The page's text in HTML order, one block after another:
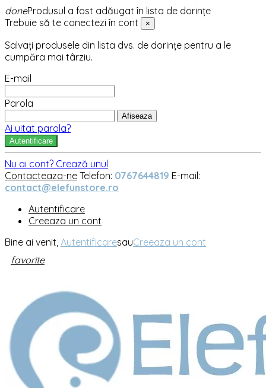
doneProdusul a fost adăugat în lista de dorințe
Trebuie să te conectezi în cont
×
Salvați produsele din lista dvs. de dorințe pentru a le
cumpăra mai târziu.
E-mail
Parola
Afiseaza
Ai uitat parola?
Autentificare
Nu ai cont? Crează unul
Contacteaza-ne Telefon: 0767644819 E-mail:
contact@elefunstore.ro
Autentificare
Creeaza un cont
Bine ai venit, AutentificaresauCreeaza un cont
favorite